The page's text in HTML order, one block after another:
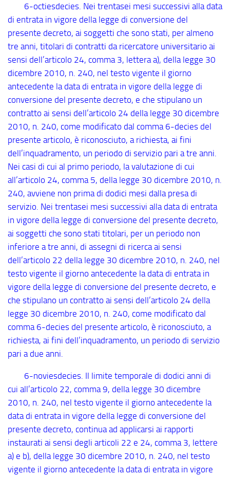
6-octiesdecies. Nei trentasei mesi successivi alla data
di entrata in vigore della legge di conversione del
presente decreto, ai soggetti che sono stati, per almeno
tre anni, titolari di contratti da ricercatore universitario ai
sensi dell’articolo 24, comma 3, lettera a), della legge 30
dicembre 2010, n. 240, nel testo vigente il giorno
antecedente la data di entrata in vigore della legge di
conversione del presente decreto, e che stipulano un
contratto ai sensi dell’articolo 24 della legge 30 dicembre
2010, n. 240, come modificato dal comma 6-decies del
presente articolo, è riconosciuto, a richiesta, ai fini
dell’inquadramento, un periodo di servizio pari a tre anni.
Nei casi di cui al primo periodo, la valutazione di cui
all’articolo 24, comma 5, della legge 30 dicembre 2010, n.
240, avviene non prima di dodici mesi dalla presa di
servizio. Nei trentasei mesi successivi alla data di entrata
in vigore della legge di conversione del presente decreto,
ai soggetti che sono stati titolari, per un periodo non
inferiore a tre anni, di assegni di ricerca ai sensi
dell’articolo 22 della legge 30 dicembre 2010, n. 240, nel
testo vigente il giorno antecedente la data di entrata in
vigore della legge di conversione del presente decreto, e
che stipulano un contratto ai sensi dell’articolo 24 della
legge 30 dicembre 2010, n. 240, come modificato dal
comma 6-decies del presente articolo, è riconosciuto, a
richiesta, ai fini dell’inquadramento, un periodo di servizio
pari a due anni.
6-noviesdecies. Il limite temporale di dodici anni di
cui all’articolo 22, comma 9, della legge 30 dicembre
2010, n. 240, nel testo vigente il giorno antecedente la
data di entrata in vigore della legge di conversione del
presente decreto, continua ad applicarsi ai rapporti
instaurati ai sensi degli articoli 22 e 24, comma 3, lettere
a) e b), della legge 30 dicembre 2010, n. 240, nel testo
vigente il giorno antecedente la data di entrata in vigore